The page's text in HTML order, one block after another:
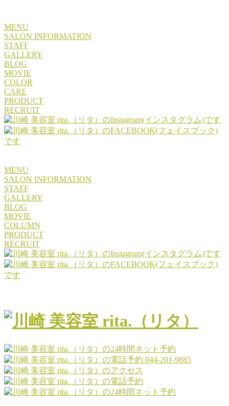
MENU
SALON INFORMATION
STAFF
GALLERY
BLOG
MOVIE
COLOR
CARE
PRODUCT
RECRUIT
MENU
SALON INFORMATION
STAFF
GALLERY
BLOG
MOVIE
COLUMN
PRODUCT
RECRUIT
044-201-9885